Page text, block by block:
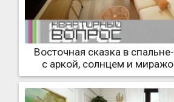
Восточная сказка в
с аркой, солнцем и